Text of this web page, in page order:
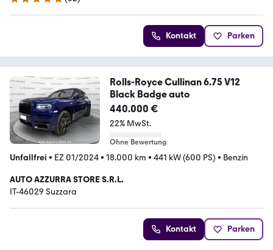
4.9 Sterne
Kontakt Parken
Rolls-Royce Cullinan 6.75 V12
Black Badge auto
440.000 €
22% MwSt.
Ohne Bewertung
Unfallfrei • EZ 01/2024• 18.000 km • 441 kW (600 PS) • Benzin
AUTO AZZURRA STORE S.R.L.
IT-46029 Suzzara
Kontakt Parken